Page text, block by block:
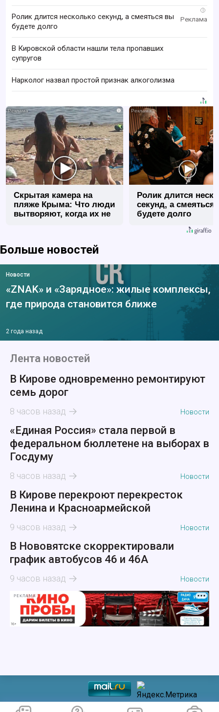
i
Ролик длится несколько секунд, а смеяться вы
будете долго
В Кировской области нашли тела пропавших
супругов
Нарколог назвал простой признак алкоголизма
i
Скрытая камера на
пляже Крыма: Что люди
вытворяют, когда их не
Ролик длится
секунд, а смеяться
будете долго
Больше новостей
Новости
«ZNAK» и «Зарядное»: жилые комплексы,
где природа становится ближе
2 года назад
Лента новостей
В Кирове одновременно ремонтируют
семь дорог
8 часов назад Новости
«Единая Россия» стала первой в
федеральном бюллетене на выборах в
Госдуму
8 часов назад Новости
В Кирове перекроют перекресток
Ленина и Красноармейской
9 часов назад Новости
В Нововятске скорректировали
график автобусов 46 и 46А
9 часов назад Новости
РЕКЛАМА